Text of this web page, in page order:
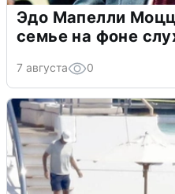
Эдо Мапелли
семье на фоне
7 августа 0